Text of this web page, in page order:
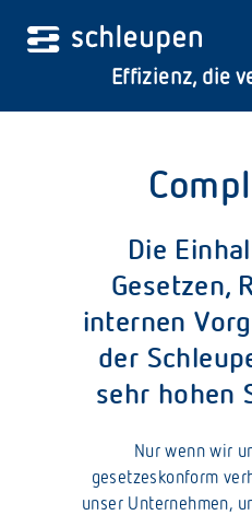
Effizienz, die
Die
Gesetzen,
internen
der
sehr hohen
Nur wenn wir
gesetzeskonform
unser Unternehmen,